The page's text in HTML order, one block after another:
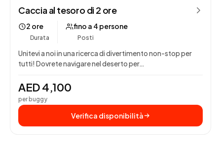
Caccia al tesoro di 2 ore
2 ore
Durata
fino a 4 persone
Posti
Unitevi a noi in una ricerca di divertimento non-stop per
tutti! Dovrete navigare nel deserto per…
AED 4,100
per buggy
Verifica disponibilità